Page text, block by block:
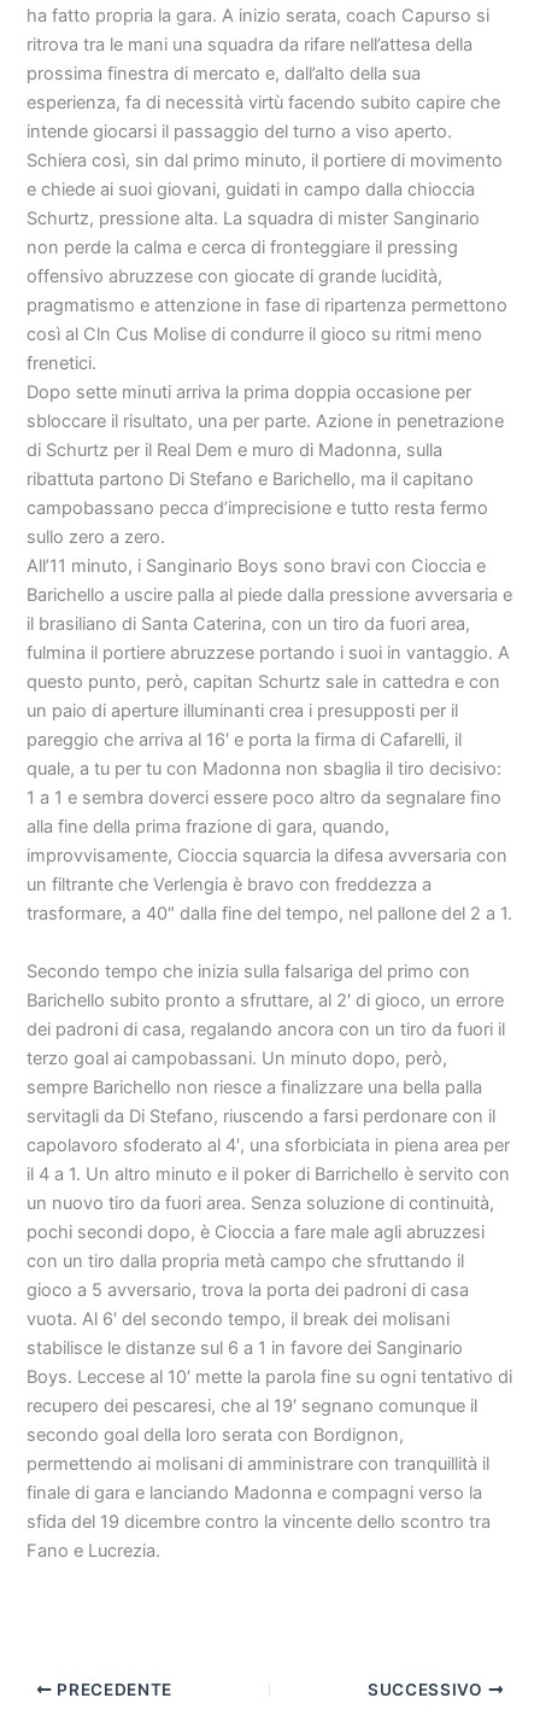
ha fatto propria la gara. A inizio serata, coach Capurso si
ritrova tra le mani una squadra da rifare nell’attesa della
prossima finestra di mercato e, dall’alto della sua
esperienza, fa di necessità virtù facendo subito capire che
intende giocarsi il passaggio del turno a viso aperto.
Schiera così, sin dal primo minuto, il portiere di movimento
e chiede ai suoi giovani, guidati in campo dalla chioccia
Schurtz, pressione alta. La squadra di mister Sanginario
non perde la calma e cerca di fronteggiare il pressing
offensivo abruzzese con giocate di grande lucidità,
pragmatismo e attenzione in fase di ripartenza permettono
così al Cln Cus Molise di condurre il gioco su ritmi meno
frenetici.
Dopo sette minuti arriva la prima doppia occasione per
sbloccare il risultato, una per parte. Azione in penetrazione
di Schurtz per il Real Dem e muro di Madonna, sulla
ribattuta partono Di Stefano e Barichello, ma il capitano
campobassano pecca d’imprecisione e tutto resta fermo
sullo zero a zero.
All’11 minuto, i Sanginario Boys sono bravi con Cioccia e
Barichello a uscire palla al piede dalla pressione avversaria e
il brasiliano di Santa Caterina, con un tiro da fuori area,
fulmina il portiere abruzzese portando i suoi in vantaggio. A
questo punto, però, capitan Schurtz sale in cattedra e con
un paio di aperture illuminanti crea i presupposti per il
pareggio che arriva al 16′ e porta la firma di Cafarelli, il
quale, a tu per tu con Madonna non sbaglia il tiro decisivo:
1 a 1 e sembra doverci essere poco altro da segnalare fino
alla fine della prima frazione di gara, quando,
improvvisamente, Cioccia squarcia la difesa avversaria con
un filtrante che Verlengia è bravo con freddezza a
trasformare, a 40″ dalla fine del tempo, nel pallone del 2 a 1.
Secondo tempo che inizia sulla falsariga del primo con
Barichello subito pronto a sfruttare, al 2′ di gioco, un errore
dei padroni di casa, regalando ancora con un tiro da fuori il
terzo goal ai campobassani. Un minuto dopo, però,
sempre Barichello non riesce a finalizzare una bella palla
servitagli da Di Stefano, riuscendo a farsi perdonare con il
capolavoro sfoderato al 4′, una sforbiciata in piena area per
il 4 a 1. Un altro minuto e il poker di Barrichello è servito con
un nuovo tiro da fuori area. Senza soluzione di continuità,
pochi secondi dopo, è Cioccia a fare male agli abruzzesi
con un tiro dalla propria metà campo che sfruttando il
gioco a 5 avversario, trova la porta dei padroni di casa
vuota. Al 6′ del secondo tempo, il break dei molisani
stabilisce le distanze sul 6 a 1 in favore dei Sanginario
Boys. Leccese al 10′ mette la parola fine su ogni tentativo di
recupero dei pescaresi, che al 19′ segnano comunque il
secondo goal della loro serata con Bordignon,
permettendo ai molisani di amministrare con tranquillità il
finale di gara e lanciando Madonna e compagni verso la
sfida del 19 dicembre contro la vincente dello scontro tra
Fano e Lucrezia.
PRECEDENTE SUCCESSIVO